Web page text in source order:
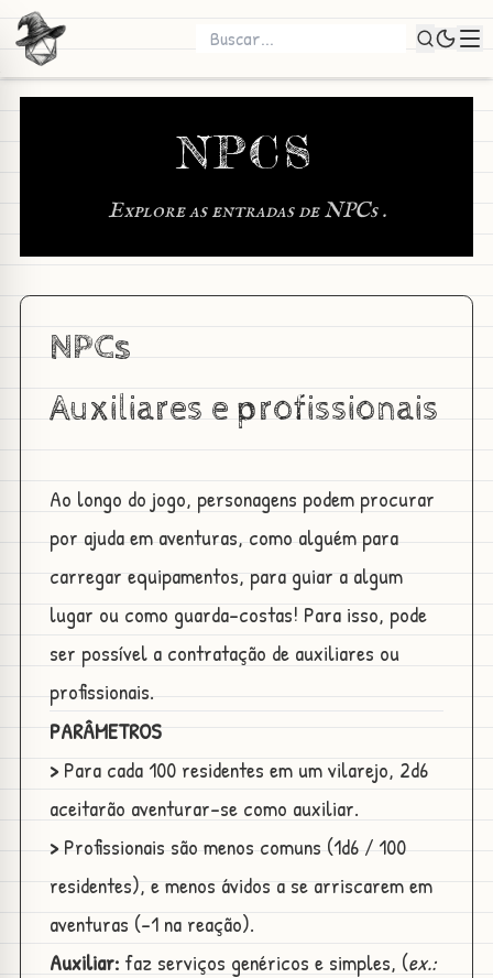
NPCS
Explore as entradas de NPCs .
NPCs
Auxiliares e profissionais
Ao longo do jogo, personagens podem procurar
por ajuda em aventuras, como alguém para
carregar equipamentos, para guiar a algum
lugar ou como guarda-costas! Para isso, pode
ser possível a contratação de auxiliares ou
profissionais.
PARÂMETROS
>Para cada 100 residentes em um vilarejo, 2d6
aceitarão aventurar-se como auxiliar.
>Profissionais são menos comuns (1d6 / 100
residentes), e menos ávidos a se arriscarem em
aventuras (-1 na reação).
Auxiliar:faz serviços genéricos e simples, (ex.: